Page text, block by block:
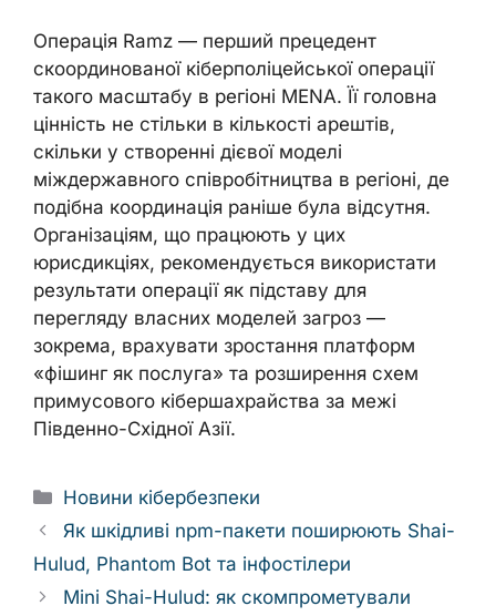
Операція Ramz — перший прецедент
скоординованої кіберполіцейської операції
такого масштабу в регіоні MENA. Її головна
цінність не стільки в кількості арештів,
скільки у створенні дієвої моделі
міждержавного співробітництва в регіоні, де
подібна координація раніше була відсутня.
Організаціям, що працюють у цих
юрисдикціях, рекомендується використати
результати операції як підставу для
перегляду власних моделей загроз —
зокрема, врахувати зростання платформ
«фішинг як послуга» та розширення схем
примусового кібершахрайства за межі
Південно-Східної Азії.
Categories
Новини кібербезпеки
Як шкідливі npm-пакети поширюють Shai-
Hulud, Phantom Bot та інфостілери
Mini Shai-Hulud: як скомпрометували